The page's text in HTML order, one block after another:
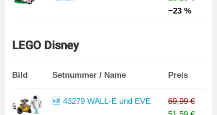
−23 %
LEGO Disney
Bild Setnummer / Name Preis
🆕 43279 WALL-E und EVE
69,99 €